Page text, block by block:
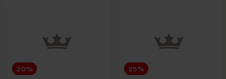
Silicea
20% 25%